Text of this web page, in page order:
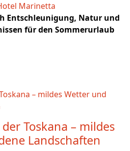
Marinetta
Entschleunigung, Natur und
für den Sommerurlaub
Toskana – mildes
Landschaften